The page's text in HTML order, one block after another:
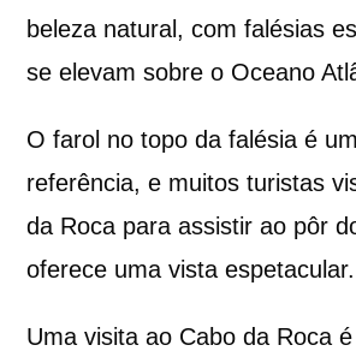
beleza natural, com falésias
se elevam sobre o Oceano
O farol no topo da falésia é
referência, e muitos turistas
da Roca para assistir ao pôr
oferece uma vista espetacular.
Uma visita ao Cabo da Roca